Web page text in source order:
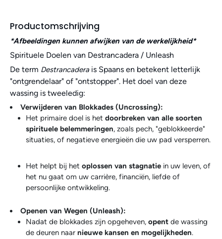
Productomschrijving
*Afbeeldingen kunnen afwijken van de werkelijkheid*
Spirituele Doelen van Destrancadera / Unleash
De term Destrancadera is Spaans en betekent letterlijk
"ontgrendelaar" of "ontstopper". Het doel van deze
wassing is tweeledig:
Verwijderen van Blokkades (Uncrossing):
Het primaire doel is het doorbreken van alle soorten
spirituele belemmeringen, zoals pech, "geblokkeerde"
situaties, of negatieve energieën die uw pad versperren.
Het helpt bij het oplossen van stagnatie in uw leven, of
het nu gaat om uw carrière, financiën, liefde of
persoonlijke ontwikkeling.
Openen van Wegen (Unleash):
Nadat de blokkades zijn opgeheven, opent de wassing
de deuren naar nieuwe kansen en mogelijkheden.